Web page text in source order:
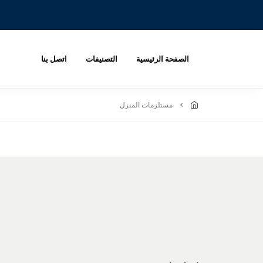
الصفحة الرئيسية التصنيفات اتصل بنا
مستلزمات المنزل